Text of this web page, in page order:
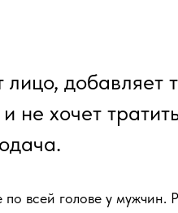
добавляет
не хочет
всей голове у мужчин.